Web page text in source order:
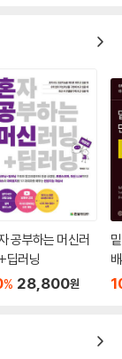
하는 시대가 된 것
자체뿐만 아니라
소, 자동 코드 테스
IT 인프라스트럭처
는 시대가 도래한
고 이걸 코드로 표
만 이 책에서 설명
수 있게 될 것이다.
서버 이름은 심지어
공부하는 머신러
딥러닝
% 28,800원